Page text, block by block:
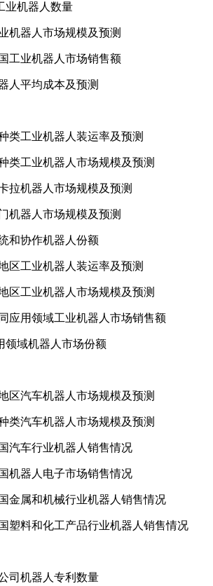
业机器人数量
机器人市场规模及预测
工业机器人市场销售额
人平均成本及预测
类工业机器人装运率及预测
类工业机器人市场规模及预测
拉机器人市场规模及预测
机器人市场规模及预测
和协作机器人份额
区工业机器人装运率及预测
区工业机器人市场规模及预测
应用领域工业机器人市场销售额
领域机器人市场份额
区汽车机器人市场规模及预测
类汽车机器人市场规模及预测
汽车行业机器人销售情况
机器人电子市场销售情况
金属和机械行业机器人销售情况
塑料和化工产品行业机器人销售情况
司机器人专利数量